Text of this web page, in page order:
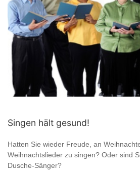
Singen hält gesund!
Hatten Sie wieder Freude, an
Weihnachtslieder zu singen? Oder sind
Dusche-Sänger?